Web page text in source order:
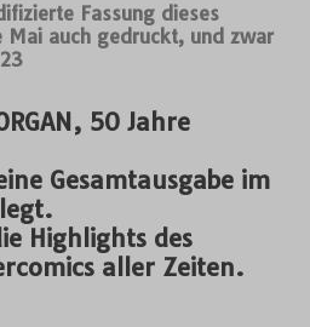
Fassung dieses
Mai auch gedruckt, und zwar
50 Jahre
Gesamtausgabe im
.
Highlights des
aller Zeiten.